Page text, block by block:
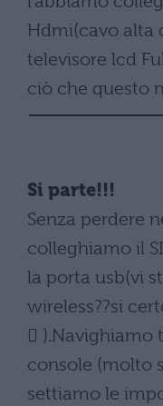
Hdmi(cavo alta
televisore lcd
ciò che questo
Si parte!!!
Senza perdere
colleghiamo il
la porta usb(vi
wireless??si
 ).Navighiamo
console (molto
settiamo le